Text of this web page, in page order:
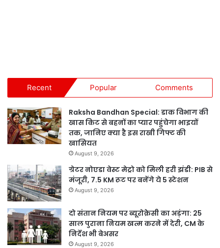
Recent Popular Comments
Raksha Bandhan Special: डाक विभाग की
खास किट से बहनों का प्यार पहुंचेगा भाइयों
तक, जानिए क्या है इस राखी गिफ्ट की
खासियत
August 9, 2026
ग्रेटर नोएडा वेस्ट मेट्रो को मिली हरी झंडी: PIB से
मंजूरी, 7.5 KM रूट पर बनेंगे ये 5 स्टेशन
August 9, 2026
दो संतान नियम पर ब्यूरोक्रेसी का अड़ंगा: 25
साल पुराना नियम खत्म करने में देरी, CM के
निर्देश भी बेअसर
August 9, 2026